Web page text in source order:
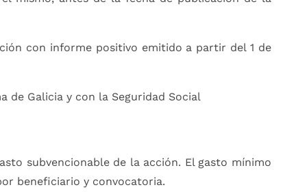
con informe positivo emitido a partir del 1 de
de Galicia y con la Seguridad Social
subvencionable de la acción. El gasto mínimo
beneficiario y convocatoria.